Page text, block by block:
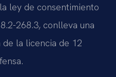
ley de consentimiento
268.3, conlleva una
la licencia de 12